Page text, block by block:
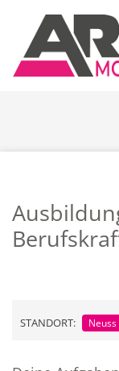
Zum Inhalt
STANDORT: Neuss